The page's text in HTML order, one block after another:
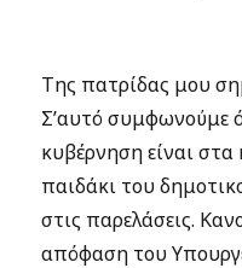
Της πατρίδας μου
Σ’αυτό συμφωνούμε
κυβέρνηση είναι στα
παιδάκι του
στις παρελάσεις.
απόφαση του